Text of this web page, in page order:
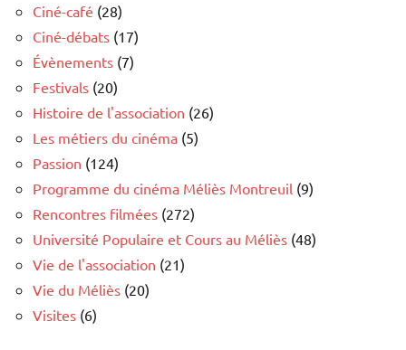
Ciné-café (28)
Ciné-débats (17)
Évènements (7)
Festivals (20)
Histoire de l'association (26)
Les métiers du cinéma (5)
Passion (124)
Programme du cinéma Méliès Montreuil (9)
Rencontres filmées (272)
Université Populaire et Cours au Méliès (48)
Vie de l'association (21)
Vie du Méliès (20)
Visites (6)